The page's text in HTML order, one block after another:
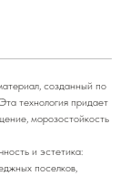
созданный по
технология придает
морозостойкость
и эстетика:
поселков,